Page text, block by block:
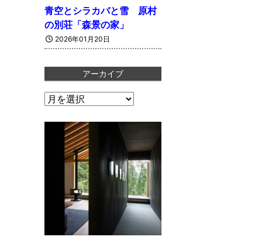
青空とシラカバと雪 原村
の別荘「森景の家」
2026年01月20日
アーカイブ
ア
ー